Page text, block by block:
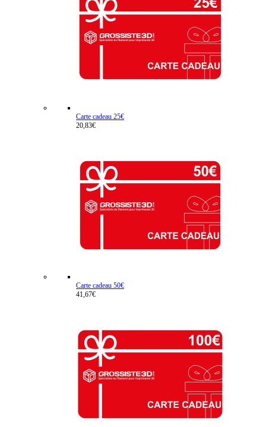
Carte cadeau 25€
20,83€
Carte cadeau 50€
41,67€